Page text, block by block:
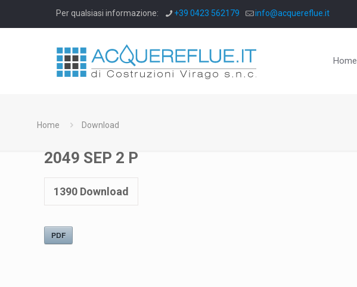
Per qualsiasi informazione: +39 0423 562179 info@acquereflue.it
Home
Home Download
2049 SEP 2 P
1390 Download
PDF